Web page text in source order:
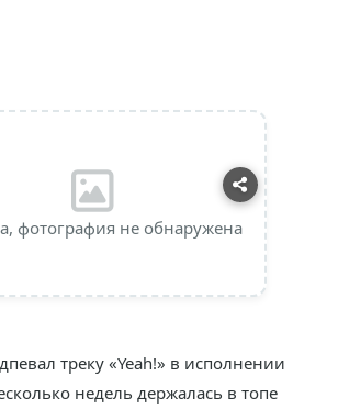
фотография не обнаружена
треку «Yeah!» в исполнении
недель держалась в топе